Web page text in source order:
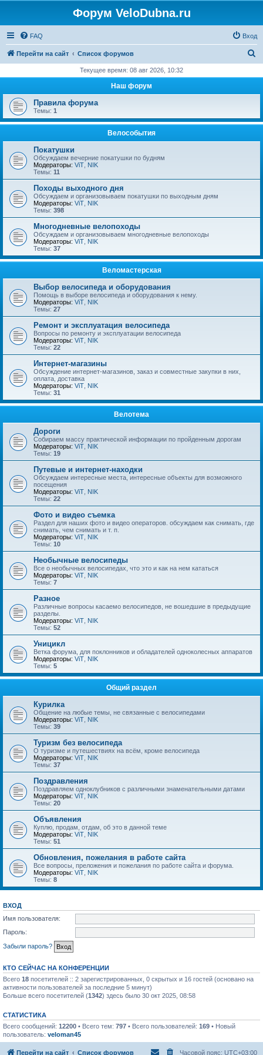
Форум VeloDubna.ru
FAQ Вход
Перейти на сайт Список форумов
с
Текущее время: 08 авг 2026, 10:32
Наш форум
Правила форума
Темы: 1
Велособытия
Покатушки
Обсуждаем вечерние покатушки по будням
Модераторы: ViT NIK
Темы: 11
Походы выходного дня
Обсуждаем и организовываем покатушки по выходным дням
Модераторы: ViT NIK
Темы: 398
Многодневные велопоходы
Обсуждаем и организовываем многодневные велопоходы
Модераторы: ViT NIK
Темы: 37
Веломастерская
Выбор велосипеда и оборудования
Помощь в выборе велосипеда и оборудования к нему.
Модераторы: ViT NIK
Темы: 27
Ремонт и эксплуатация велосипеда
Вопросы по ремонту и эксплуатации велосипеда
Модераторы: ViT NIK
Темы: 22
Интернет-магазины
Обсуждение интернет-магазинов, заказ и совместные закупки в них,
оплата, доставка
Модераторы: ViT NIK
Темы: 31
Велотема
Дороги
Собираем массу практической информации по пройденным дорогам
Модераторы: ViT NIK
Темы: 19
Путевые и интернет-находки
Обсуждаем интересные места, интересные объекты для возможного
посещения
Модераторы: ViT NIK
Темы: 22
Фото и видео съемка
Раздел для наших фото и видео операторов. обсуждаем как снимать, где
снимать, чем снимать и т. п.
Модераторы: ViT NIK
Темы: 10
Необычные велосипеды
Все о необычных велосипедах, что это и как на нем кататься
Модераторы: ViT NIK
Темы: 7
Разное
Различные вопросы касаемо велосипедов, не вошедшие в предыдущие
разделы.
Модераторы: ViT NIK
Темы: 52
Уницикл
Ветка форума, для поклонников и обладателей одноколесных аппаратов
Модераторы: ViT NIK
Темы: 5
Общий раздел
Курилка
Общение на любые темы, не связанные с велосипедами
Модераторы: ViT NIK
Темы: 39
Туризм без велосипеда
О туризме и путешествиях на всём, кроме велосипеда
Модераторы: ViT NIK
Темы: 37
Поздравления
Поздравляем одноклубников с различными знаменательными датами
Модераторы: ViT NIK
Темы: 20
Объявления
Куплю, продам, отдам, об это в данной теме
Модераторы: ViT NIK
Темы: 51
Обновления, пожелания в работе сайта
Все вопросы, преложения и пожелания по работе сайта и форума.
Модераторы: ViT NIK
Темы: 8
ВХОД
Имя пользователя:
Пароль:
Забыли пароль?
КТО СЕЙЧАС НА КОНФЕРЕНЦИИ
Всего 18 посетителей :: 2 зарегистрированных, 0 скрытых и 16 гостей (основано на
активности пользователей за последние 5 минут)
Больше всего посетителей (1342) здесь было 30 окт 2025, 08:58
СТАТИСТИКА
Всего сообщений: 12200 • Всего тем: 797 • Всего пользователей: 169 • Новый
пользователь: veloman45
Перейти на сайт Список форумов Часовой пояс: UTC+03:00